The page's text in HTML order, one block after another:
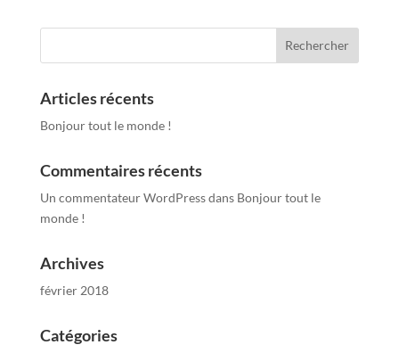
Articles récents
Bonjour tout le monde !
Commentaires récents
Un commentateur WordPressdans Bonjour tout le
monde !
Archives
février 2018
Catégories